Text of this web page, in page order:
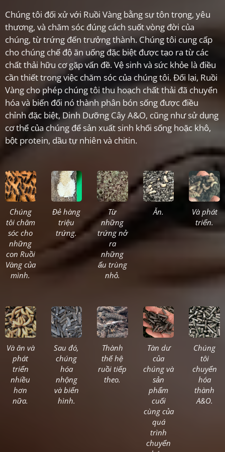
Chúng tôi đối xử với Ruồi Vàng bằng sự tôn trọng, yêu
thương, và chăm sóc đúng cách suốt vòng đời của
chúng, từ trứng đến trưởng thành. Chúng tôi cung cấp
cho chúng chế độ ăn uống đặc biệt được tạo ra từ các
chất thải hữu cơ gặp vấn đề. Vệ sinh và sức khỏe là điều
cần thiết trong việc chăm sóc của chúng tôi. Đổi lại, Ruồi
Vàng cho phép chúng tôi thu hoạch chất thải đã chuyển
hóa và biến đổi nó thành phân bón sống được điều
chỉnh đặc biệt, Dinh Dưỡng Cây A&O, cũng như sử dụng
cơ thể của chúng để sản xuất sinh khối sống hoặc khô,
bột protein, dầu tự nhiên và chitin.
Chúng
tôi chăm
sóc cho
những
con Ruồi
Vàng của
mình.
Đẻ hàng
triệu
trứng.
Từ
những
trứng nở
ra
những
ấu trùng
nhỏ.
Ăn.
Và phát
triển.
Và ăn và
phát
triển
nhiều
hơn
nữa.
Sau đó,
chúng
hóa
nhộng
và biến
hình.
Thành
thế hệ
ruồi tiếp
theo.
Tàn dư
của
chúng và
sản
phẩm
cuối
cùng của
quá
trình
chuyển
Chúng
tôi
chuyển
hóa
thành
A&O.